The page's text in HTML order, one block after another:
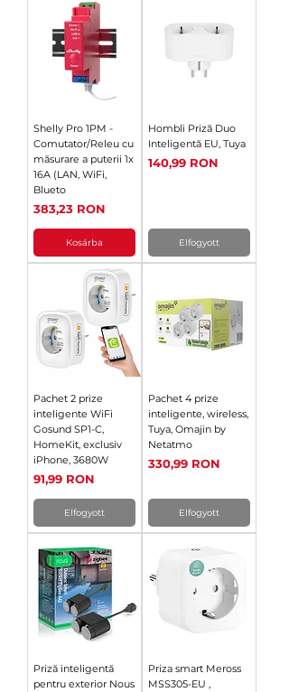
Shelly Pro 1PM -
Comutator/Releu cu
măsurare a puterii 1x
16A (LAN, WiFi,
Blueto
Ár
383,23 RON
Kosárba
Hombli Priză Duo
Inteligentă EU, Tuya
Ár
140,99 RON
Elfogyott
Pachet 2 prize
inteligente WiFi
Gosund SP1-C,
HomeKit, exclusiv
iPhone, 3680W
Ár
91,99 RON
Elfogyott
Pachet 4 prize
inteligente, wireless,
Tuya, Omajin by
Netatmo
Ár
330,99 RON
Elfogyott
Priză inteligentă
pentru exterior Nous
Priza smart Meross
MSS305-EU ,